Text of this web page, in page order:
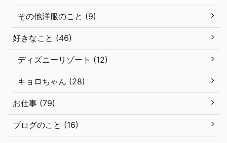
その他洋服のこと (9)
好きなこと (46)
ディズニーリゾート (12)
キョロちゃん (28)
お仕事 (79)
ブログのこと (16)